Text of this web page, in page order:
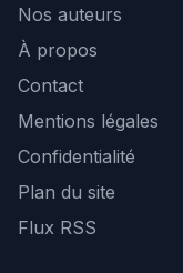
Nos auteurs
À propos
Contact
Mentions légales
Confidentialité
Plan du site
Flux RSS